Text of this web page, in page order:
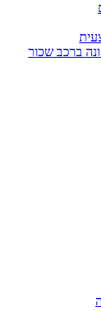
ברכב שכור